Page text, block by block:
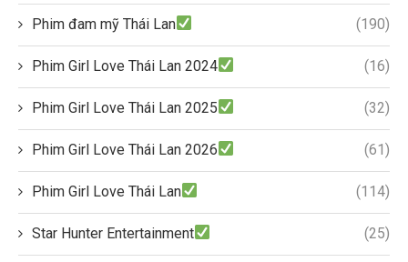
Phim đam mỹ Thái Lan (190)
Phim Girl Love Thái Lan 2024 (16)
Phim Girl Love Thái Lan 2025 (32)
Phim Girl Love Thái Lan 2026 (61)
Phim Girl Love Thái Lan (114)
Star Hunter Entertainment (25)